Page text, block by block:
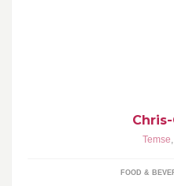
Temse,
FOOD &